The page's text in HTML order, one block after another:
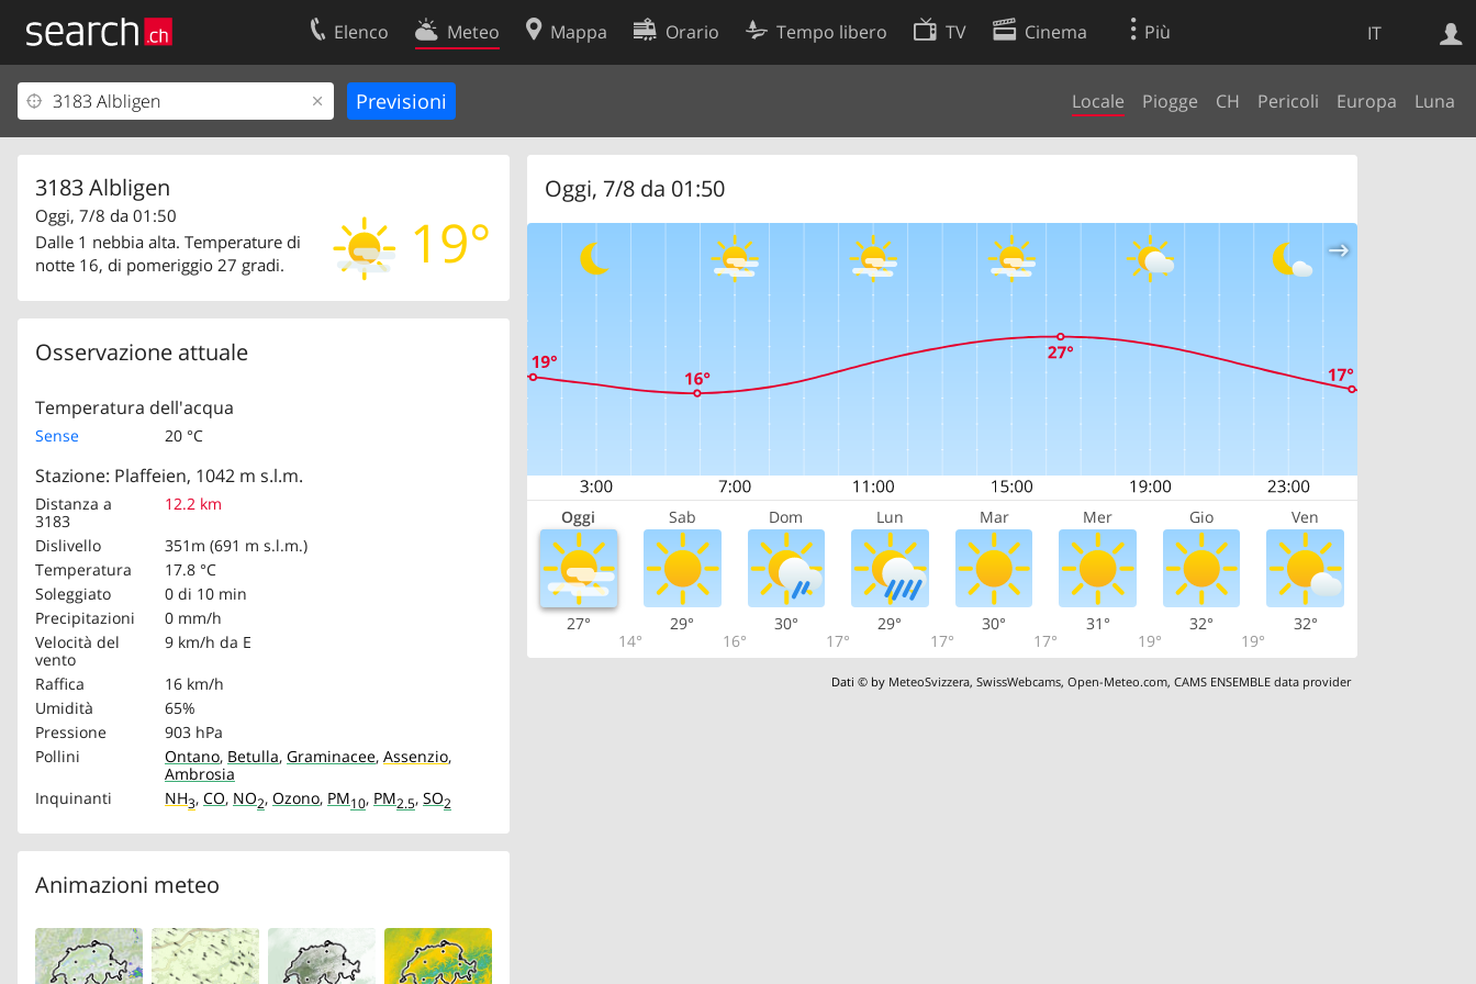
IT
Elenco Meteo Mappa Orario Tempo libero TV Cinema Più
Locale Piogge CH Pericoli Europa Luna
3183 Albligen
19°
Oggi, 7/8 da 01:50
Dalle 1 nebbia alta. Temperature di
notte 16, di pomeriggio 27 gradi.
Osservazione attuale
Temperatura dell'acqua
Sense 20 °C
Stazione: Plaffeien, 1042 m s.l.m.
Distanza a
3183
12.2 km
Dislivello
351m (691 m s.l.m.)
Temperatura
17.8 °C
Soleggiato
0 di 10 min
Precipitazioni
0 mm/h
Velocità del
vento
9 km/h da E
Raffica
16 km/h
Umidità
65%
Pressione
903 hPa
Pollini
Ontano, Betulla, Graminacee, Assenzio,
Ambrosia
Inquinanti
NH3, CO, NO2, Ozono, PM10, PM2.5, SO2
Animazioni meteo
Oggi, 7/8 da 01:50
Oggi Sab Dom Lun Mar Mer Gio Ven
27°
14°
29°
16°
30°
17°
29°
17°
30°
17°
31°
19°
32°
19°
32°
Dati © by MeteoSvizzera,SwissWebcams,Open-Meteo.com,CAMS ENSEMBLE data provider
Ricerca Web
Il vostro profolio
Area clienti
Informazioni Legali
Contatti
Condizioni d’uso
Preferenze cookie